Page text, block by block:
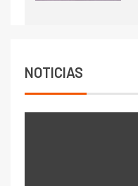
NOTICIAS